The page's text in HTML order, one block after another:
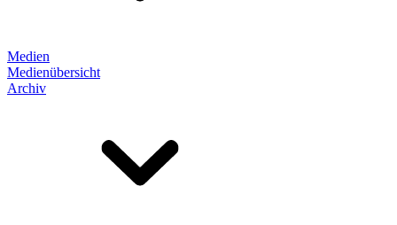
Medien
Medienübersicht
Archiv